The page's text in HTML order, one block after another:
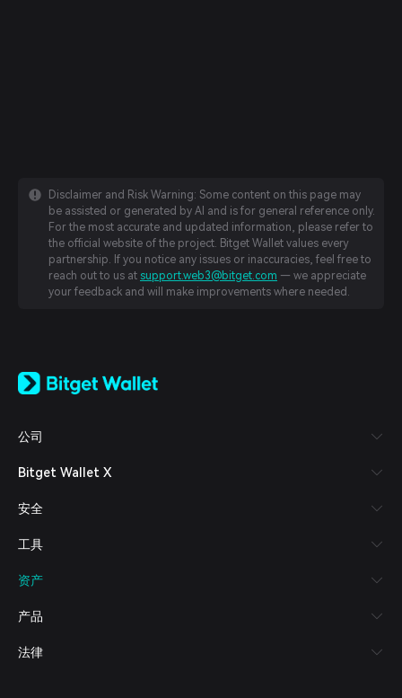
Disclaimer and Risk Warning: Some content on this page may
be assisted or generated by AI and is for general reference only.
For the most accurate and updated information, please refer to
the official website of the project. Bitget Wallet values every
partnership. If you notice any issues or inaccuracies, feel free to
reach out to us at support.web3@bitget.com — we appreciate
your feedback and will make improvements where needed.
日本語
Español (Latinoamérica)
Italiano
Deutsch
繁體中文
Bahasa Indonesia
ภาษาไทย
العربية
हिन्दी
公司
Bitget Wallet X
安全
工具
资产
产品
法律